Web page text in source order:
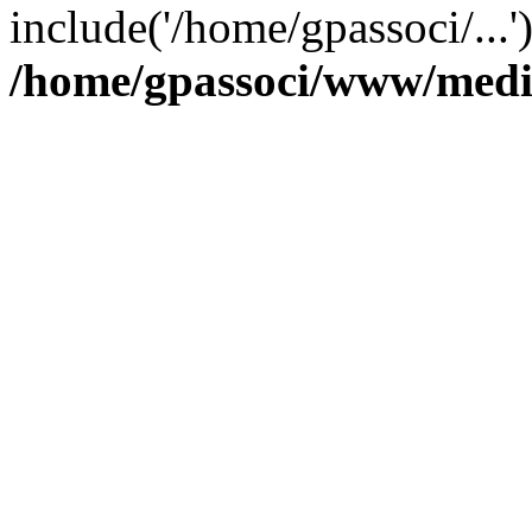
include('/home/gpassoci/
/home/gpassoci/www/